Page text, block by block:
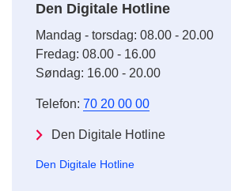
Den Digitale Hotline
Mandag - torsdag: 08.00 - 20.00
Fredag: 08.00 - 16.00
Søndag: 16.00 - 20.00
Telefon: 70 20 00 00
Den Digitale Hotline
Den Digitale Hotline